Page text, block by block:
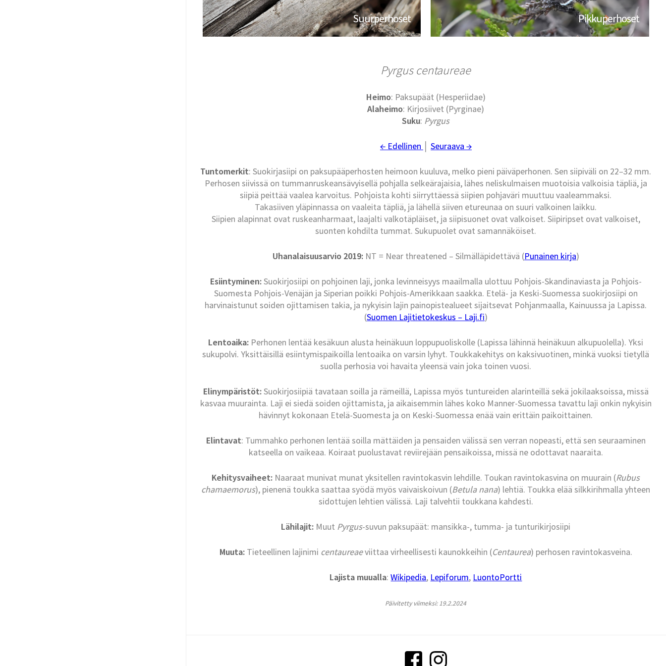
Suurperhoset Pikkuperhoset
Pyrgus centaureae
Heimo: Paksupäät (Hesperiidae)
Alaheimo: Kirjosiivet (Pyrginae)
Suku: Pyrgus
← Edellinen Seuraava →
Tuntomerkit: Suokirjasiipi on paksupääperhosten heimoon kuuluva, melko pieni päiväperhonen. Sen siipiväli on 22–32 mm.
Perhosen siivissä on tummanruskeansävyisellä pohjalla selkeärajaisia, lähes neliskulmaisen muotoisia valkoisia täpliä, ja
siipiä peittää vaalea karvoitus. Pohjoista kohti siirryttäessä siipien pohjaväri muuttuu vaaleammaksi.
Takasiiven yläpinnassa on vaaleita täpliä, ja lähellä siiven etureunaa on suuri valkoinen laikku.
Siipien alapinnat ovat ruskeanharmaat, laajalti valkotäpläiset, ja siipisuonet ovat valkoiset. Siipiripset ovat valkoiset,
suonten kohdilta tummat. Sukupuolet ovat samannäköiset.
Uhanalaisuusarvio 2019:NT = Near threatened – Silmälläpidettävä (Punainen kirja)
Esiintyminen:Suokirjosiipi on pohjoinen laji, jonka levinneisyys maailmalla ulottuu Pohjois-Skandinaviasta ja Pohjois-
Suomesta Pohjois-Venäjän ja Siperian poikki Pohjois-Amerikkaan saakka. Etelä- ja Keski-Suomessa suokirjosiipi on
harvinaistunut soiden ojittamisen takia, ja nykyisin lajin painopistealueet sijaitsevat Pohjanmaalla, Kainuussa ja Lapissa.
(Suomen Lajitietokeskus – Laji.fi)
Lentoaika: Perhonen lentää kesäkuun alusta heinäkuun loppupuoliskolle (Lapissa lähinnä heinäkuun alkupuolella). Yksi
sukupolvi. Yksittäisillä esiintymispaikoilla lentoaika on varsin lyhyt. Toukkakehitys on kaksivuotinen, minkä vuoksi tietyllä
suolla perhosia voi havaita yleensä vain joka toinen vuosi.
Elinympäristöt:Suokirjosiipiä tavataan soilla ja rämeillä, Lapissa myös tuntureiden alarinteillä sekä jokilaaksoissa, missä
kasvaa muurainta. Laji ei siedä soiden ojittamista, ja aikaisemmin lähes koko Manner-Suomessa tavattu laji onkin nykyisin
hävinnyt kokonaan Etelä-Suomesta ja on Keski-Suomessa enää vain erittäin paikoittainen.
Elintavat: Tummahko perhonen lentää soilla mättäiden ja pensaiden välissä sen verran nopeasti, että sen seuraaminen
katseella on vaikeaa. Koiraat puolustavat reviirejään pensaikoissa, missä ne odottavat naaraita.
Kehitysvaiheet: Naaraat munivat munat yksitellen ravintokasvin lehdille. Toukan ravintokasvina on muurain (Rubus
chamaemorus), pienenä toukka saattaa syödä myös vaivaiskoivun (Betula nana) lehtiä. Toukka elää silkkirihmalla yhteen
sidottujen lehtien välissä. Laji talvehtii toukkana kahdesti.
Lähilajit: Muut Pyrgus-suvun paksupäät: mansikka-, tumma- ja tunturikirjosiipi
Muuta:Tieteellinen lajinimi centaureaeviittaa virheellisesti kaunokkeihin (Centaurea) perhosen ravintokasveina.
Lajista muualla:Wikipedia, Lepiforum, LuontoPortti
Päivitetty viimeksi: 19.2.2024